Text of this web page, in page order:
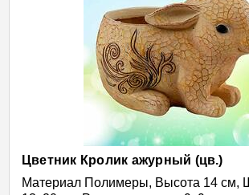
Цветник Кролик ажурный (цв.)
Материал Полимеры, Высота 14 см,